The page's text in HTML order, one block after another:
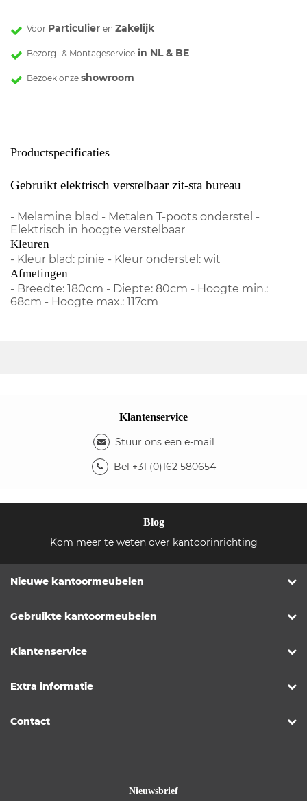
Voor Particulier en Zakelijk
Bezorg- & Montageservice in NL & BE
Bezoek onze showroom
Productspecificaties
Gebruikt elektrisch verstelbaar zit-sta bureau
- Melamine blad - Metalen T-poots onderstel -
Elektrisch in hoogte verstelbaar
Kleuren
- Kleur blad: pinie - Kleur onderstel: wit
Afmetingen
- Breedte: 180cm - Diepte: 80cm - Hoogte min.:
68cm - Hoogte max.: 117cm
Klantenservice
Stuur ons een e-mail
Bel +31 (0)162 580654
Blog
Kom meer te weten over kantoorinrichting
Nieuwe kantoormeubelen
Gebruikte kantoormeubelen
Klantenservice
Extra informatie
Contact
Nieuwsbrief